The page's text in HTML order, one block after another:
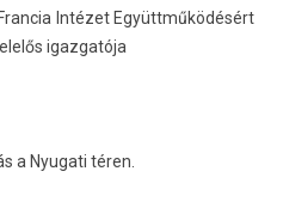
Intézet Együttműködésért
igaz­gatója
a Nyugati téren.